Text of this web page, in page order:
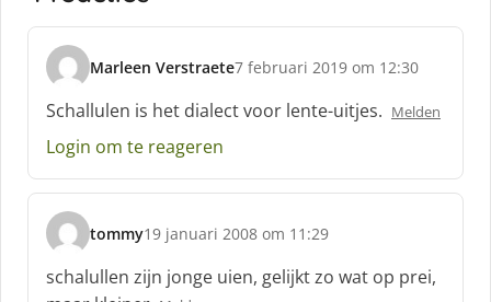
Marleen Verstraete
s
c
h
r
e
f
:
7 februari 2019 om 12:30
Schallulen is het dialect voor lente-uitjes. Melden
Login om te reageren
tommy
s
h
19 januari 2008 om 11:29
schalullen zijn jonge uien, gelijkt zo wat op prei,